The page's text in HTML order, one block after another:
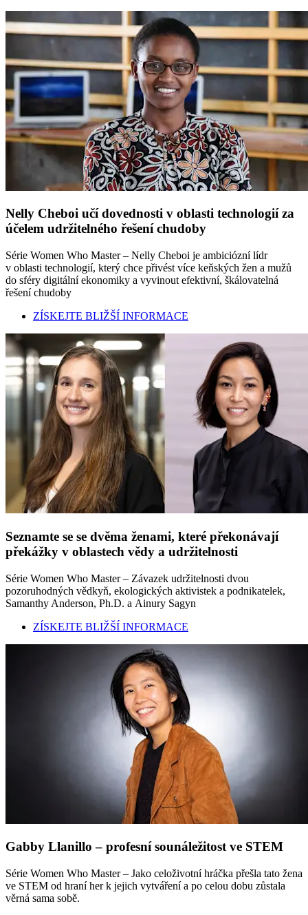
Nelly Cheboi učí dovednosti v oblasti technologií za
účelem udržitelného řešení chudoby
Série Women Who Master – Nelly Cheboi je ambiciózní lídr
v oblasti technologií, který chce přivést více keňských žen a mužů
do sféry digitální ekonomiky a vyvinout efektivní, škálovatelná
řešení chudoby
ZÍSKEJTE BLIŽŠÍ INFORMACE
Seznamte se se dvěma ženami, které překonávají
překážky v oblastech vědy a udržitelnosti
Série Women Who Master – Závazek udržitelnosti dvou
pozoruhodných vědkyň, ekologických aktivistek a podnikatelek,
Samanthy Anderson, Ph.D. a Ainury Sagyn
ZÍSKEJTE BLIŽŠÍ INFORMACE
Gabby Llanillo – profesní sounáležitost ve STEM
Série Women Who Master – Jako celoživotní hráčka přešla tato žena
ve STEM od hraní her k jejich vytváření a po celou dobu zůstala
věrná sama sobě.